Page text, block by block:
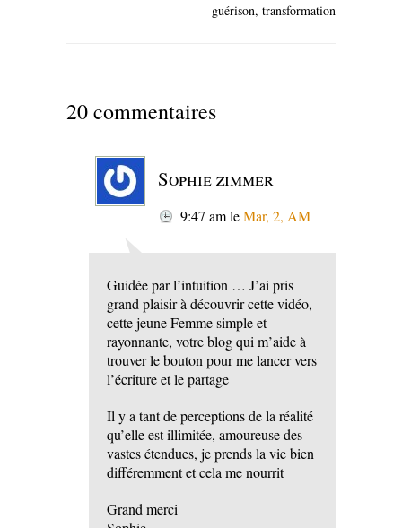
guérison, transformation
20 commentaires
Sophie zimmer
9:47 amleMar, 2, AM
Guidée par l’intuition … J’ai pris
grand plaisir à découvrir cette vidéo,
cette jeune Femme simple et
rayonnante, votre blog qui m’aide à
trouver le bouton pour me lancer vers
l’écriture et le partage
Il y a tant de perceptions de la réalité
qu’elle est illimitée, amoureuse des
vastes étendues, je prends la vie bien
différemment et cela me nourrit
Grand merci